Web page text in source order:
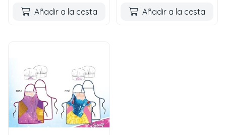
Añadir a la cesta Añadir a la cesta